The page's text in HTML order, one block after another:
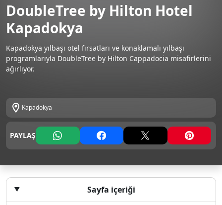
DoubleTree by Hilton Hotel
Kapadokya
Kapadokya yılbaşı otel fırsatları ve konaklamalı yılbaşı
programlarıyla DoubleTree by Hilton Cappadocia misafirlerini
ağırlıyor.
Kapadokya
PAYLAŞ
Sayfa içeriği